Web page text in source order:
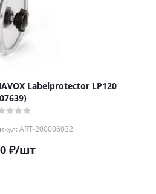
Labelprotector LP120
ART-200006032
₽/шт